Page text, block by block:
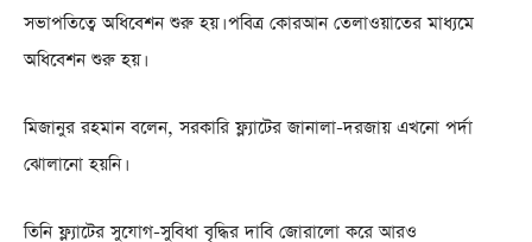
সভাপতিত্বে অধিবেশন শুরু হয়। পবিত্র কোরআন তেলাওয়াতের মাধ্যমে
অধিবেশন শুরু হয়।
মিজানুর রহমান বলেন, সরকারি ফ্ল্যাটের জানালা-দরজায় এখনো পর্দা
ঝোলানো হয়নি।
তিনি ফ্ল্যাটের সুযোগ-সুবিধা বৃদ্ধির দাবি জোরালো করে আরও